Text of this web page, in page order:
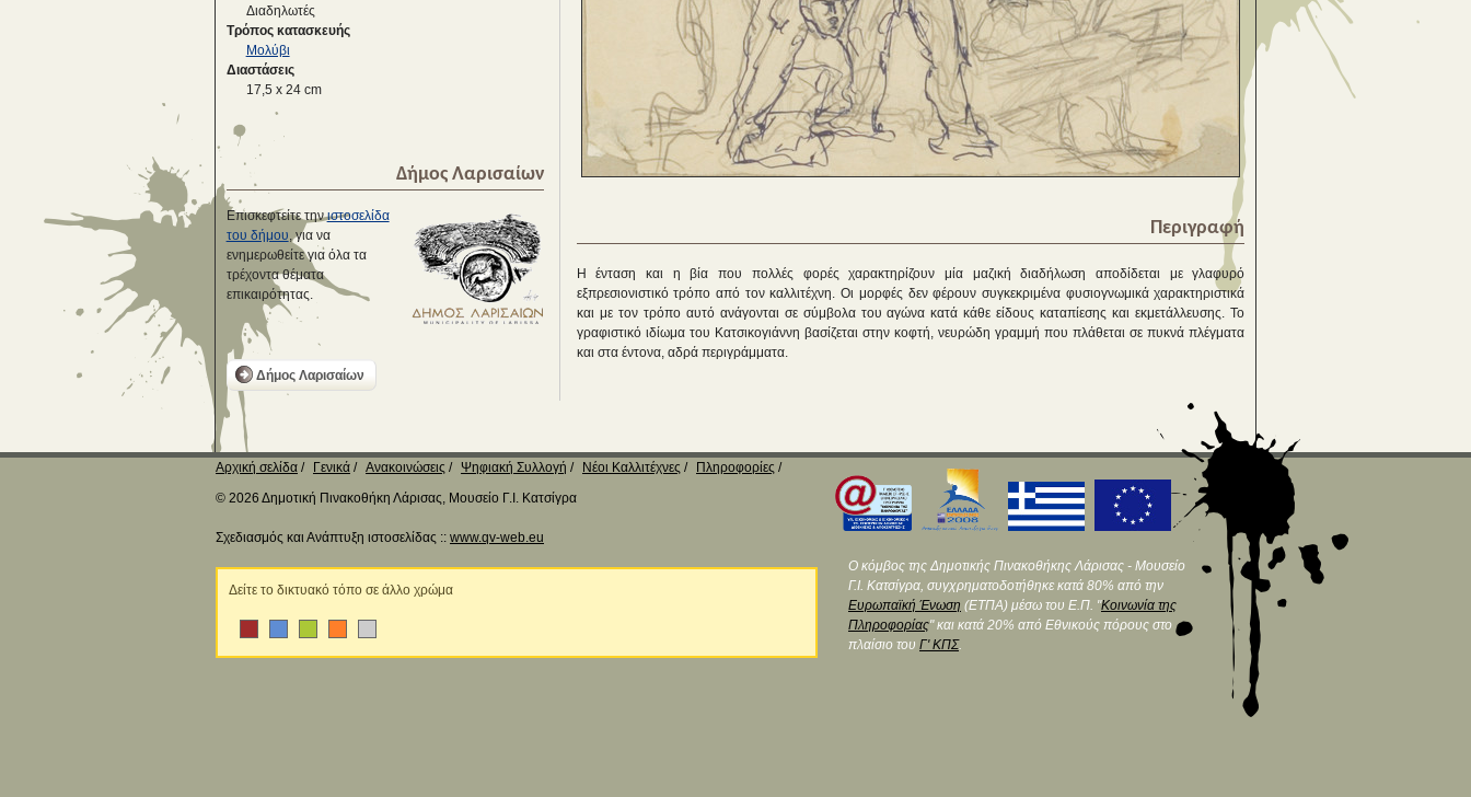
Διαδηλωτές
Τρόπος κατασκευής
Μολύβι
Διαστάσεις
17,5 x 24 cm
Δήμος Λαρισαίων
Επισκεφτείτε τηνιστοσελίδα
του δήμου, για να
ενημερωθείτε για όλα τα
τρέχοντα θέματα
επικαιρότητας.
Δήμος Λαρισαίων
Περιγραφή
Η ένταση και η βία που πολλές φορές χαρακτηρίζουν μία μαζική διαδήλωση αποδίδεται με γλαφυρό
εξπρεσιονιστικό τρόπο από τον καλλιτέχνη. Οι μορφές δεν φέρουν συγκεκριμένα φυσιογνωμικά χαρακτηριστικά
και με τον τρόπο αυτό ανάγονται σε σύμβολα του αγώνα κατά κάθε είδους καταπίεσης και εκμετάλλευσης. Το
γραφιστικό ιδίωμα του Κατσικογιάννη βασίζεται στην κοφτή, νευρώδη γραμμή που πλάθεται σε πυκνά πλέγματα
και στα έντονα, αδρά περιγράμματα.
Αρχική σελίδα Γενικά Ανακοινώσεις Ψηφιακή Συλλογή Νέοι Καλλιτέχνες
Πληροφορίες
© 2026 Δημοτική Πινακοθήκη Λάρισας, Μουσείο Γ.Ι. Κατσίγρα
Σχεδιασμός και Ανάπτυξη ιστοσελίδας :: www.qv-web.eu
Δείτε το δικτυακό τόπο σε άλλο χρώμα
Ο κόμβος της Δημοτικής Πινακοθήκης Λάρισας - Μουσείο
Γ.Ι. Κατσίγρα, συγχρηματοδοτήθηκε κατά 80% από την
Ευρωπαϊκή Ένωση (ΕΤΠΑ) μέσω του Ε.Π. "Κοινωνία της
Πληροφορίας" και κατά 20% από Εθνικούς πόρους στο
πλαίσιο του Γ' ΚΠΣ.